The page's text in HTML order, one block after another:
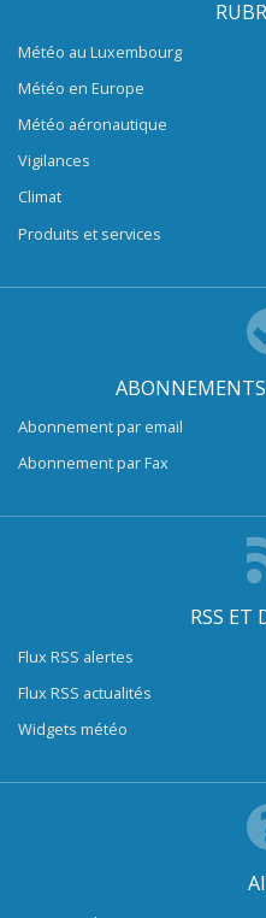
Météo au Luxembourg
Météo en Europe
Météo aéronautique
Vigilances
Climat
Produits et services
Abonnement par email
Abonnement par Fax
RSS ET
Flux RSS alertes
Flux RSS actualités
Widgets météo